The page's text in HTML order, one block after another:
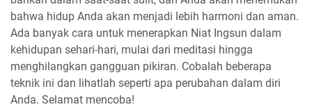
bahwa hidup Anda akan menjadi lebih harmoni dan aman.
Ada banyak cara untuk menerapkan Niat Ingsun dalam
kehidupan sehari-hari, mulai dari meditasi hingga
menghilangkan gangguan pikiran. Cobalah beberapa
teknik ini dan lihatlah seperti apa perubahan dalam diri
Anda. Selamat mencoba!